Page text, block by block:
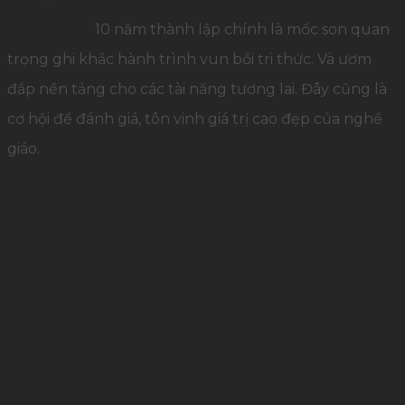
10 năm thành lập chính là mốc son quan
trọng ghi khắc hành trình vun bồi tri thức. Và ươm
đắp nền tảng cho các tài năng tương lai. Đây cũng là
cơ hội để đánh giá, tôn vinh giá trị cao đẹp của nghề
giáo.